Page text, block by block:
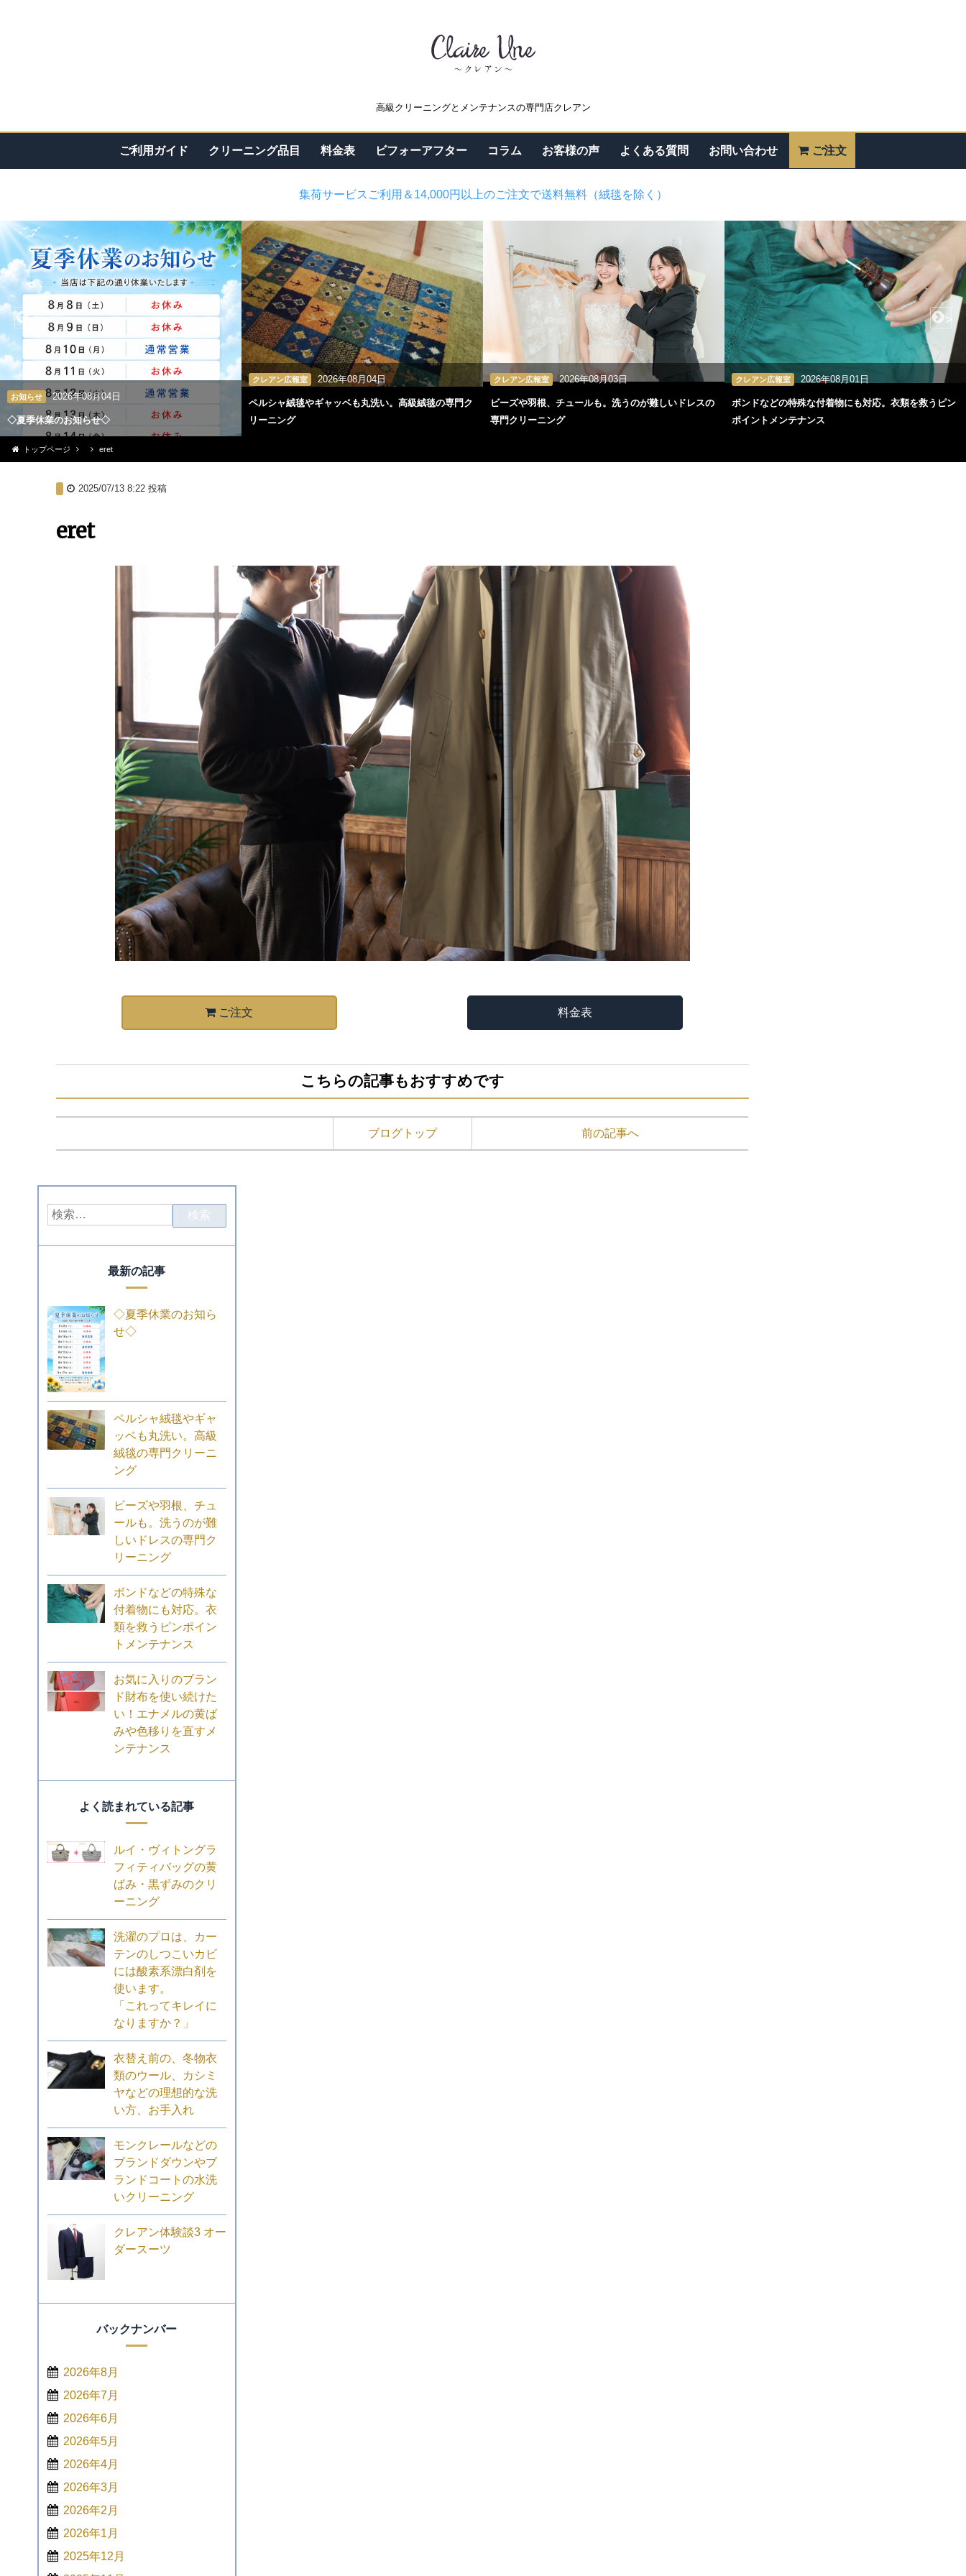
高級クリーニングとメンテナンスの専門店クレアン
ご利用ガイド クリーニング品目 料金表 ビフォーアフター コラム お客様の声 よくある質問 お問い合わせ ご注文
集荷サービスご利用＆14,000円以上のご注文で送料無料（絨毯を除く）
お知らせ 2026年08月04日
◇夏季休業のお知らせ◇
クレアン広報室 2026年08月04日
ペルシャ絨毯やギャッベも丸洗い。高級絨毯の専門ク
リーニング
クレアン広報室 2026年08月03日
ビーズや羽根、チュールも。洗うのが難しいドレスの
専門クリーニング
クレアン広報室 2026年08月01日
ボンドなどの特殊な付着物にも対応。衣類を救うピン
ポイントメンテナンス
< >
トップページ eret
2025/07/13 8:22投稿
eret
ご注文 料金表
こちらの記事もおすすめです
ブログトップ 前の記事へ
最新の記事
◇夏季休業のお知ら
せ◇
ペルシャ絨毯やギャ
ッベも丸洗い。高級
絨毯の専門クリーニ
ング
ビーズや羽根、チュ
ールも。洗うのが難
しいドレスの専門ク
リーニング
ボンドなどの特殊な
付着物にも対応。衣
類を救うピンポイン
トメンテナンス
お気に入りのブラン
ド財布を使い続けた
い！エナメルの黄ば
みや色移りを直すメ
ンテナンス
よく読まれている記事
ルイ・ヴィトングラ
フィティバッグの黄
ばみ・黒ずみのクリ
ーニング
洗濯のプロは、カー
テンのしつこいカビ
には酸素系漂白剤を
使います。
「これってキレイに
なりますか？」
衣替え前の、冬物衣
類のウール、カシミ
ヤなどの理想的な洗
い方、お手入れ
モンクレールなどの
ブランドダウンやブ
ランドコートの水洗
いクリーニング
クレアン体験談3 オー
ダースーツ
バックナンバー
2026年8月
2026年7月
2026年6月
2026年5月
2026年4月
2026年3月
2026年2月
2026年1月
2025年12月